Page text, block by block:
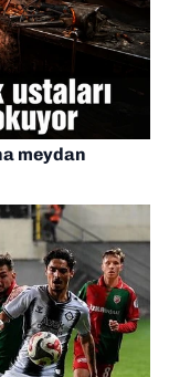
meydan